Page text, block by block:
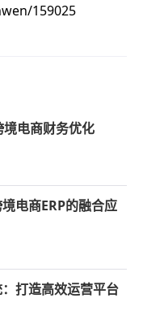
159025
电商财务优化
电商ERP的融合应
打造高效运营平台